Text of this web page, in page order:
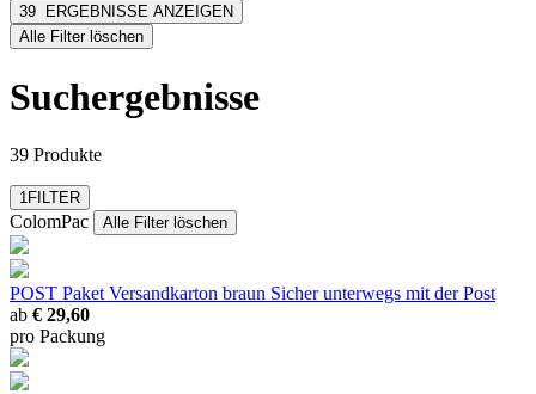
ColomPac
[e] one
3M
mehr anzeigen
39
ERGEBNISSE ANZEIGEN
Alle Filter löschen
Suchergebnisse
39 Produkte
1FILTER
ColomPac Alle Filter löschen
POST Paket Versandkarton braun Sicher unterwegs mit der Post
ab € 29,60
pro Packung